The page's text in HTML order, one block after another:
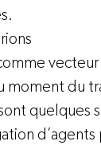
moment du
quelques
d’agents